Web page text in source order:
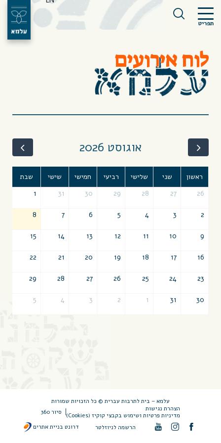
תפריט
לוח אירועים
אוגוסט 2026
ראשון שני שלישי רביעי חמישי שישי
שבת
26
27
28
29
30
31
1
2
3
4
5
6
7
8
9
10
11
12
13
14
15
16
17
18
19
20
21
22
23
24
25
26
27
28
29
30
31
1
2
3
4
5
עלמא – בית לתרבות עברית © כל הזכויות שמורות
הצהרת נגישות
מדיניות פרטיות ושימוש בקבצי קוקיז (Cookies)
סיור 360
הרשמה לניוזלטר
דרונט בניית אתרים